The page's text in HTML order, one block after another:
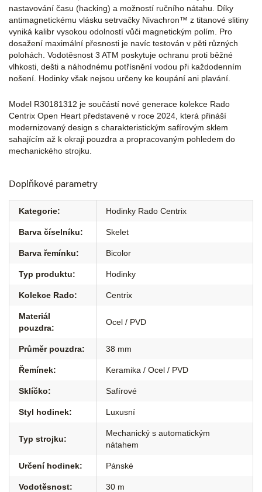
nastavování času (hacking) a možností ručního nátahu. Díky
antimagnetickému vlásku setrvačky Nivachron™ z titanové slitiny
vyniká kalibr vysokou odolností vůči magnetickým polím. Pro
dosažení maximální přesnosti je navíc testován v pěti různých
polohách. Vodotěsnost 3 ATM poskytuje ochranu proti běžné
vlhkosti, dešti a náhodnému potřísnění vodou při každodenním
nošení. Hodinky však nejsou určeny ke koupání ani plavání.
Model R30181312 je součástí nové generace kolekce Rado
Centrix Open Heart představené v roce 2024, která přináší
modernizovaný design s charakteristickým safírovým sklem
sahajícím až k okraji pouzdra a propracovaným pohledem do
mechanického strojku.
Doplňkové parametry
Kategorie: Hodinky Rado Centrix
Barva číselníku: Skelet
Barva řemínku: Bicolor
Typ produktu: Hodinky
Kolekce Rado: Centrix
Materiál
pouzdra:
Ocel / PVD
Průměr pouzdra: 38 mm
Řemínek: Keramika / Ocel / PVD
Sklíčko: Safírové
Styl hodinek: Luxusní
Typ strojku:
Mechanický s automatickým
nátahem
Určení hodinek: Pánské
Vodotěsnost: 30 m